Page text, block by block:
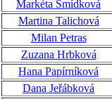
Markéta Šmídková
Martina Talichová
Milan Petras
Zuzana Hrbková
Hana Papírníková
Dana Jeřábková